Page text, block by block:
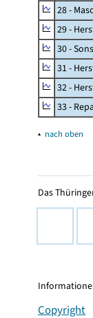
28 -
29 -
30 -
31 -
32 -
33 -
▴ nach oben
Das
Copyright